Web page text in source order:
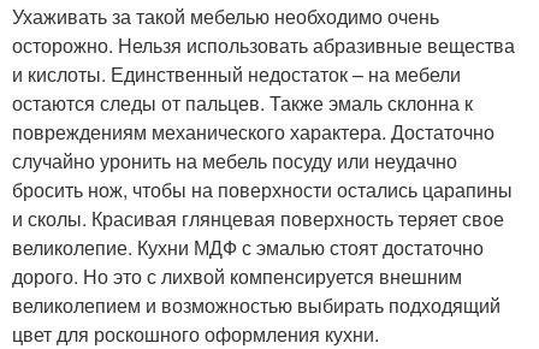
Ухаживать за такой мебелью необходимо очень
осторожно. Нельзя использовать абразивные вещества
и кислоты. Единственный недостаток – на мебели
остаются следы от пальцев. Также эмаль склонна к
повреждениям механического характера. Достаточно
случайно уронить на мебель посуду или неудачно
бросить нож, чтобы на поверхности остались царапины
и сколы. Красивая глянцевая поверхность теряет свое
великолепие. Кухни МДФ с эмалью стоят достаточно
дорого. Но это с лихвой компенсируется внешним
великолепием и возможностью выбирать подходящий
цвет для роскошного оформления кухни.